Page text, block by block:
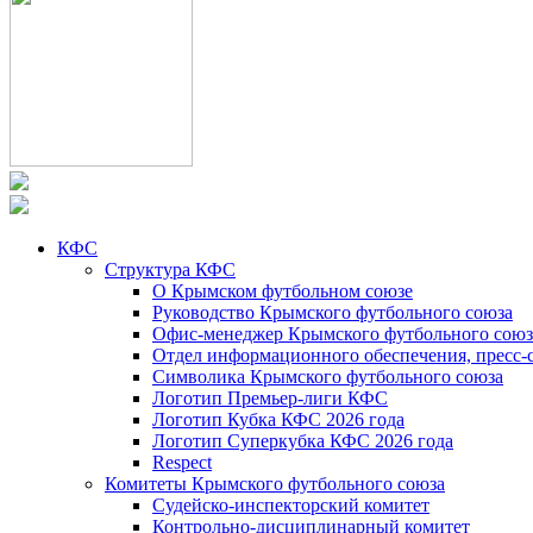
КФС
Структура КФС
О Крымском футбольном союзе
Руководство Крымского футбольного союза
Офис-менеджер Крымского футбольного
Отдел информационного обеспечения, пресс-
Символика Крымского футбольного союза
Логотип Премьер-лиги КФС
Логотип Кубка КФС 2026 года
Логотип Суперкубка КФС 2026 года
Respect
Комитеты Крымского футбольного союза
Судейско-инспекторский комитет
Контрольно-дисциплинарный комитет